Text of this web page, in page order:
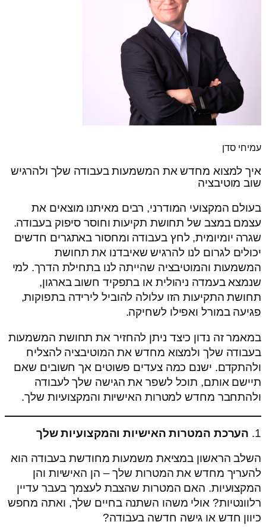
עמיחי סדן
איך למצוא מחדש את המשמעות בעבודה שלך ולהרגיש
שוב מוטיבציה
בעולם המקצועי המודרני, רבים מאיתנו מוצאים את
עצמם במצב של תחושת תקיעות וחוסר סיפוק בעבודה.
שגרה יומיומית, לחץ בעבודה ומחסור באתגרים חדשים
יכולים לגרום לנו להרגיש שאיבדנו את תחושת
המשמעות והמוטיבציה שהייתה לנו בתחילת הדרך. למי
שנמצא בעמדה ניהולית או בתפקיד חשוב בארגון,
תחושת התקיעות הזו עלולה להוביל לירידה בתפוקות,
פגיעה במורל ואפילו לשחיקה.
במאמר זה נדון כיצד ניתן להחזיר את תחושת המשמעות
בעבודה שלך ולמצוא מחדש את המוטיבציה להצליח
ולהתקדם. ישנם כמה צעדים פשוטים אך חשובים שאם
תיישם אותם, תוכל לשפר את הגישה שלך לעבודה
ולהתחבר מחדש למטרות האישיות והמקצועיות שלך.
1. הערכת המטרות האישיות והמקצועיות שלך
השלב הראשון במציאת משמעות מחודשת בעבודה הוא
להעריך מחדש את המטרות שלך – הן האישיות והן
המקצועיות. האם המטרות שהצבת לעצמך בעבר עדיין
רלוונטיות? אולי משהו השתנה בחיים שלך, ואתה מחפש
כיוון חדש או גישה חדשה בעבודה?